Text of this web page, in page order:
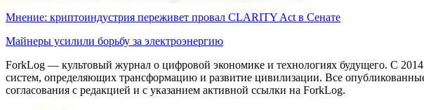
Мнение: криптоиндустрия переживет провал CLARITY Act в Сенате
Майнеры усилили борьбу за электроэнергию
ForkLog — культовый журнал о цифровой экономике и технологиях будущего. С
систем, определяющих трансформацию и развитие цивилизации. Все
согласования с редакцией и с указанием активной ссылки на ForkLog.